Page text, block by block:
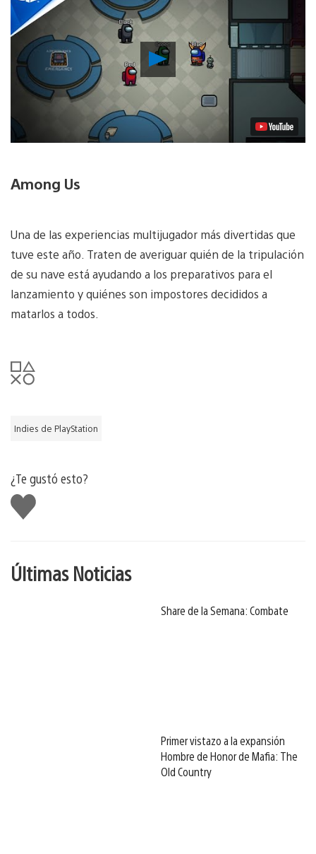
Reproducir
Video
Among Us
Una de las experiencias multijugador más divertidas que
tuve este año. Traten de averiguar quién de la tripulación
de su nave está ayudando a los preparativos para el
lanzamiento y quiénes son impostores decididos a
matarlos a todos.
Indies de PlayStation
¿Te gustó esto?
Me
gusta
Últimas Noticias
Share de la Semana: Combate
Primer vistazo a la expansión
Hombre de Honor de Mafia: The
Old Country